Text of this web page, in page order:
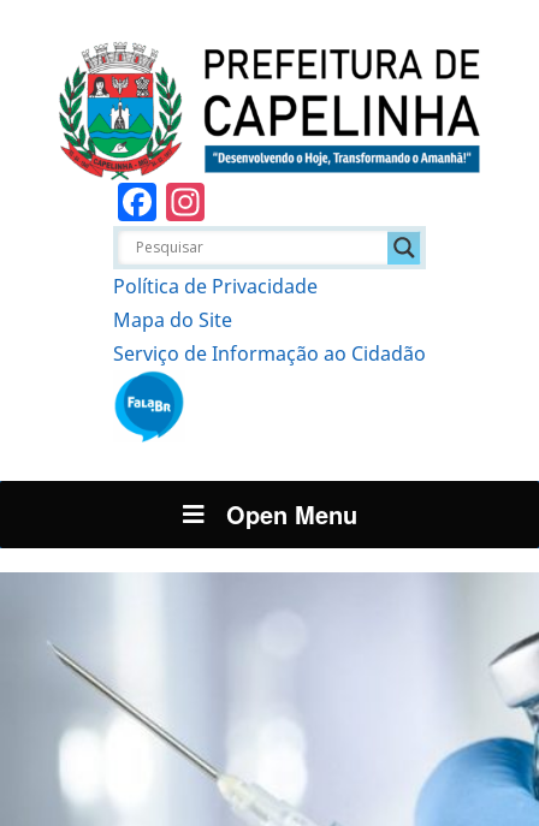
Facebook
Política de Privacidade
Mapa do Site
Serviço de Informação ao Cidadão
Open Menu